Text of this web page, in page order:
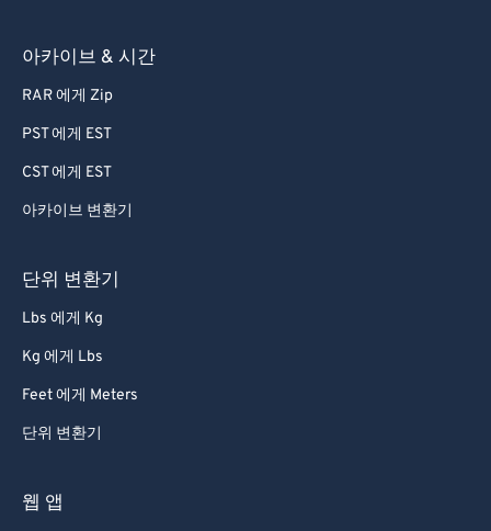
아카이브 & 시간
RAR 에게 Zip
PST 에게 EST
CST 에게 EST
아카이브 변환기
단위 변환기
Lbs 에게 Kg
Kg 에게 Lbs
Feet 에게 Meters
단위 변환기
웹 앱